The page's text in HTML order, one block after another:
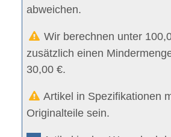
abweichen.
Wir berechnen unter
zusätzlich einen
30,00 €.
Artikel in Spezifikationen
Originalteile sein.